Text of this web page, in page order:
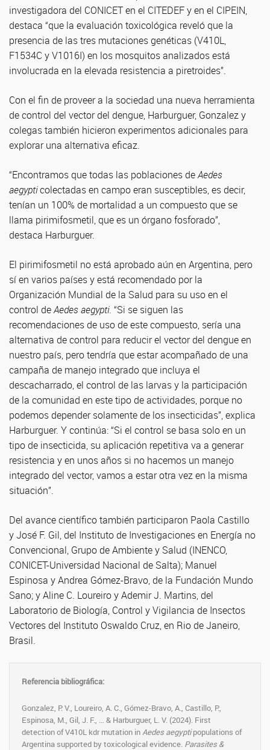
investigadora del CONICET en el CITEDEF y en el CIPEIN,
destaca “que la evaluación toxicológica reveló que la
presencia de las tres mutaciones genéticas (V410L,
F1534C y V1016I) en los mosquitos analizados está
involucrada en la elevada resistencia a piretroides”.
Con el fin de proveer a la sociedad una nueva herramienta
de control del vector del dengue, Harburguer, Gonzalez y
colegas también hicieron experimentos adicionales para
explorar una alternativa eficaz.
“Encontramos que todas las poblaciones deAedes
aegypticolectadas en campo eran susceptibles, es decir,
tenían un 100% de mortalidad a un compuesto que se
llama pirimifosmetil, que es un órgano fosforado”,
destaca Harburguer.
El pirimifosmetil no está aprobado aún en Argentina, pero
sí en varios países y está recomendado por la
Organización Mundial de la Salud para su uso en el
control deAedes aegypti. “Si se siguen las
recomendaciones de uso de este compuesto, sería una
alternativa de control para reducir el vector del dengue en
nuestro país, pero tendría que estar acompañado de una
campaña de manejo integrado que incluya el
descacharrado, el control de las larvas y la participación
de la comunidad en este tipo de actividades, porque no
podemos depender solamente de los insecticidas”, explica
Harburguer. Y continúa: “Si el control se basa solo en un
tipo de insecticida, su aplicación repetitiva va a generar
resistencia y en unos años si no hacemos un manejo
integrado del vector, vamos a estar otra vez en la misma
situación”.
Del avance científico también participaron Paola Castillo
y José F. Gil, del Instituto de Investigaciones en Energía no
Convencional, Grupo de Ambiente y Salud (INENCO,
CONICET-Universidad Nacional de Salta); Manuel
Espinosa y Andrea Gómez-Bravo, de la Fundación Mundo
Sano; y Aline C. Loureiro y Ademir J. Martins, del
Laboratorio de Biología, Control y Vigilancia de Insectos
Vectores del Instituto Oswaldo Cruz, en Rio de Janeiro,
Brasil.
Referencia bibliográfica:
Gonzalez, P. V., Loureiro, A. C., Gómez-Bravo, A., Castillo, P.,
Espinosa, M., Gil, J. F., … & Harburguer, L. V. (2024). First
detection of V410L kdr mutation inAedes aegyptipopulations of
Argentina supported by toxicological evidence. Parasites &